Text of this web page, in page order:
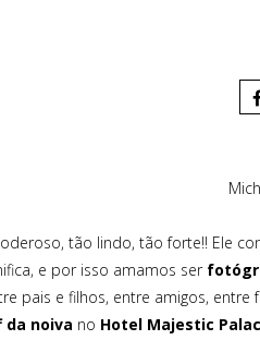
tão lindo, tão forte!! Ele
e por isso amamos ser
pais e filhos, entre amigos,
da noiva no Hotel Majestic